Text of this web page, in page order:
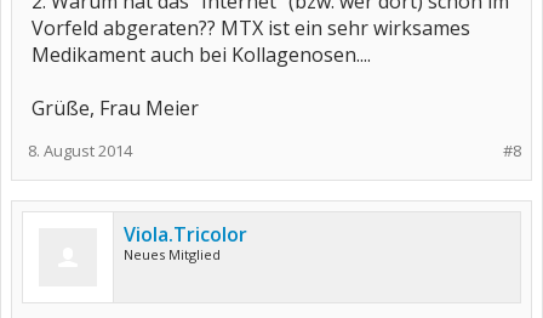
Vorfeld abgeraten?? MTX ist ein sehr wirksames
Medikament auch bei Kollagenosen....
Grüße, Frau Meier
#8
8. August 2014
Viola.Tricolor
Neues Mitglied